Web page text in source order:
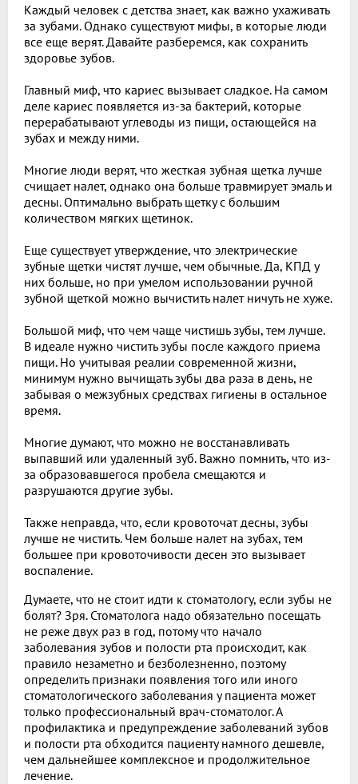
Каждый человек с детства знает, как важно ухаживать
за зубами. Однако существуют мифы, в которые люди
все еще верят. Давайте разберемся, как сохранить
здоровье зубов.
Главный миф, что кариес вызывает сладкое. На самом
деле кариес появляется из-за бактерий, которые
перерабатывают углеводы из пищи, остающейся на
зубах и между ними.
Многие люди верят, что жесткая зубная щетка лучше
счищает налет, однако она больше травмирует эмаль и
десны. Оптимально выбрать щетку с большим
количеством мягких щетинок.
Еще существует утверждение, что электрические
зубные щетки чистят лучше, чем обычные. Да, КПД у
них больше, но при умелом использовании ручной
зубной щеткой можно вычистить налет ничуть не хуже.
Большой миф, что чем чаще чистишь зубы, тем лучше.
В идеале нужно чистить зубы после каждого приема
пищи. Но учитывая реалии современной жизни,
минимум нужно вычищать зубы два раза в день, не
забывая о межзубных средствах гигиены в остальное
время.
Многие думают, что можно не восстанавливать
выпавший или удаленный зуб. Важно помнить, что из-
за образовавшегося пробела смещаются и
разрушаются другие зубы.
Также неправда, что, если кровоточат десны, зубы
лучше не чистить. Чем больше налет на зубах, тем
большее при кровоточивости десен это вызывает
воспаление.
Думаете, что не стоит идти к стоматологу, если зубы не
болят? Зря. Стоматолога надо обязательно посещать
не реже двух раз в год, потому что начало
заболевания зубов и полости рта происходит, как
правило незаметно и безболезненно, поэтому
определить признаки появления того или иного
стоматологического заболевания у пациента может
только профессиональный врач-стоматолог. А
профилактика и предупреждение заболеваний зубов
и полости рта обходится пациенту намного дешевле,
чем дальнейшее комплексное и продолжительное
лечение.